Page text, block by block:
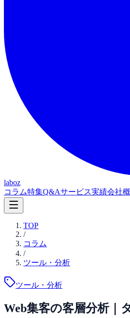
laboz
コラム特集Q&Aサービス実績会社
TOP
/
コラム
/
ツール・分析
ツール・分析
Web集客の客層分析｜